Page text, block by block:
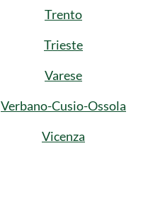
Trento
Trieste
Varese
Verbano-Cusio-Ossola
Vicenza